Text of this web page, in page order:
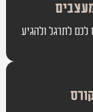
לכם לתרגל ולהגיע